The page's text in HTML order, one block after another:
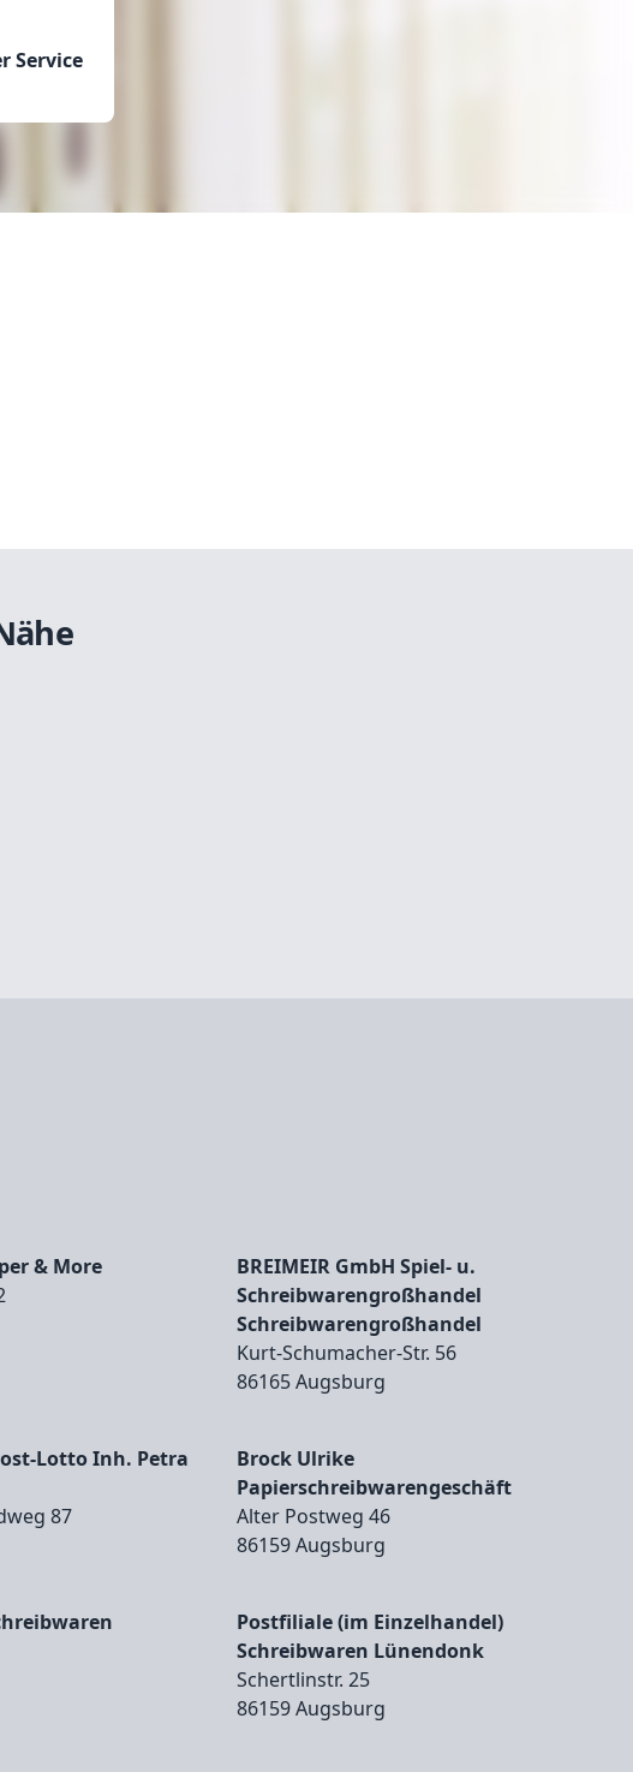
Service
& More
BREIMEIR GmbH Spiel- u.
Schreibwarengroßhandel
Schreibwarengroßhandel
Kurt‑Schumacher‑Str. 56
86165 Augsburg
Lotto Inh. Petra
87
Brock Ulrike
Papierschreibwarengeschäft
Alter Postweg 46
86159 Augsburg
Postfiliale (im Einzelhandel)
Schreibwaren Lünendonk
Schertlinstr. 25
86159 Augsburg